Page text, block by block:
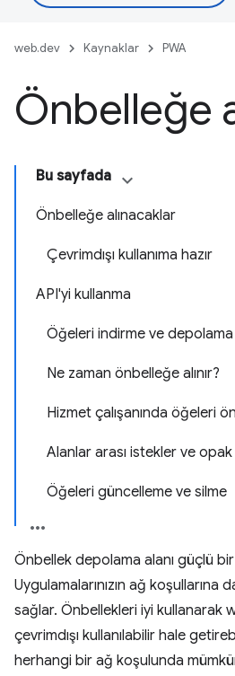
web.dev Kaynaklar PWA
Önbelleğe
Bu sayfada
Önbelleğe alınacaklar
Çevrimdışı kullanıma hazır
API'yi kullanma
Öğeleri indirme ve depolama
Ne zaman önbelleğe alınır?
Hizmet çalışanında öğeleri
Alanlar arası istekler ve opak
Öğeleri güncelleme ve silme
Önbellek depolama alanı güçlü bir
Uygulamalarınızın ağ koşullarına
sağlar. Önbellekleri iyi kullanarak
çevrimdışı kullanılabilir hale
herhangi bir ağ koşulunda